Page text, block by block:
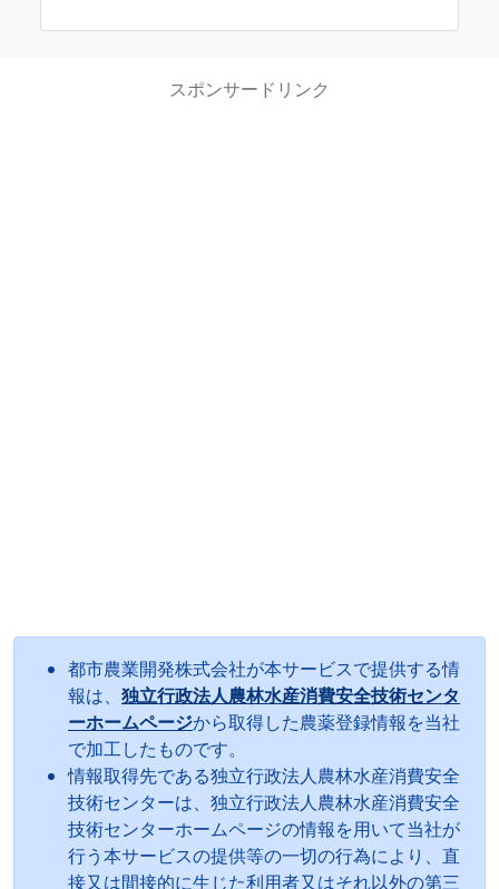
スポンサードリンク
都市農業開発株式会社が本サービスで提供する情
報は、 独立行政法人農林水産消費安全技術センタ
ーホームページから取得した農薬登録情報を当社
で加工したものです。
情報取得先である独立行政法人農林水産消費安全
技術センターは、独立行政法人農林水産消費安全
技術センターホームページの情報を用いて当社が
行う本サービスの提供等の一切の行為により、直
接又は間接的に生じた利用者又はそれ以外の第三